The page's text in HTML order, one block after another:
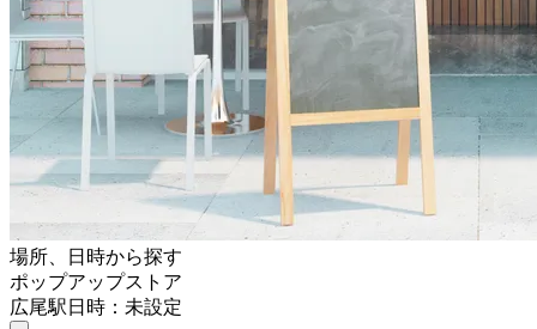
場所、日時から探す
ポップアップストア
広尾駅日時：未設定